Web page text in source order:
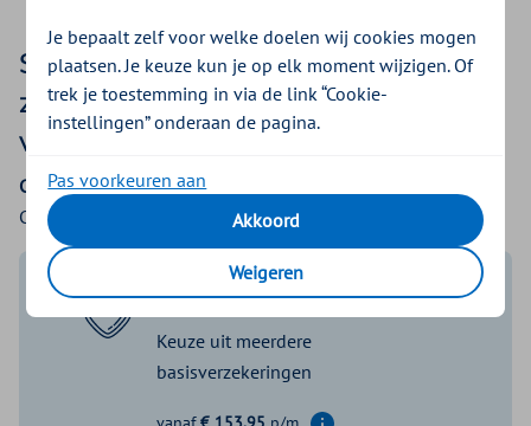
Speciaal voor jou: een
zorgverzekering met veel
voordeel
CNV - Personeel
Collectiviteitnummer: 205270201
Voordelige basispremie
Keuze uit meerdere
basisverzekeringen
Je bepaalt zelf voor welke doelen wij cookies mogen
plaatsen. Je keuze kun je op elk moment wijzigen. Of
trek je toestemming in via de link “Cookie-
instellingen” onderaan de pagina.
Pas voorkeuren aan
Akkoord
Weigeren